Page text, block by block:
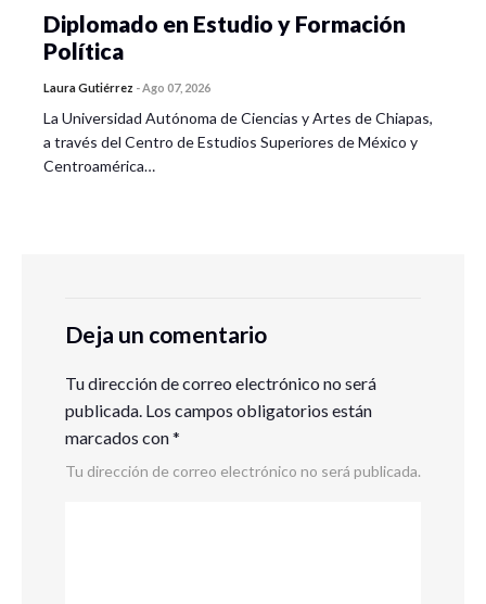
Diplomado en Estudio y Formación
Política
Laura Gutiérrez - Ago 07, 2026
La Universidad Autónoma de Ciencias y Artes de Chiapas,
a través del Centro de Estudios Superiores de México y
Centroamérica…
Deja un comentario
Tu dirección de correo electrónico no será
publicada. Los campos obligatorios están
marcados con*
Tu dirección de correo electrónico no será publicada.